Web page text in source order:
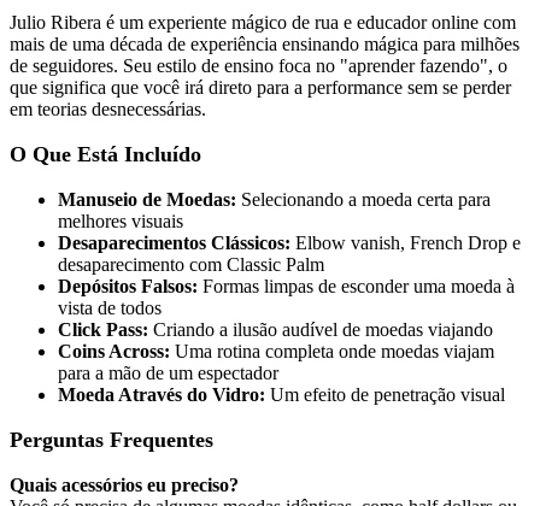
Julio Ribera é um experiente mágico de rua e educador online com
mais de uma década de experiência ensinando mágica para milhões
de seguidores. Seu estilo de ensino foca no "aprender fazendo", o
que significa que você irá direto para a performance sem se perder
em teorias desnecessárias.
O Que Está Incluído
Manuseio de Moedas: Selecionando a moeda certa para
melhores visuais
Desaparecimentos Clássicos: Elbow vanish, French Drop e
desaparecimento com Classic Palm
Depósitos Falsos: Formas limpas de esconder uma moeda à
vista de todos
Click Pass: Criando a ilusão audível de moedas viajando
Coins Across: Uma rotina completa onde moedas viajam
para a mão de um espectador
Moeda Através do Vidro: Um efeito de penetração visual
Perguntas Frequentes
Quais acessórios eu preciso?